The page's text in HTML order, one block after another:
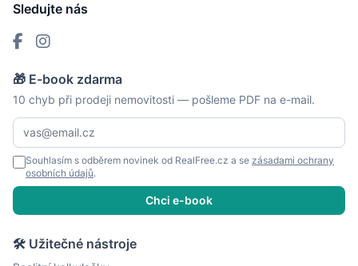
Sledujte nás
🎁 E-book zdarma
10 chyb při prodeji nemovitosti — pošleme PDF na e-mail.
Souhlasím s odběrem novinek od RealFree.cz a se zásadami ochrany
osobních údajů.
Chci e-book
🛠 Užitečné nástroje